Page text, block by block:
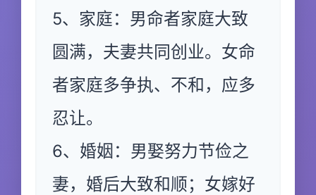
5、家庭：男命者家庭大致
圆满，夫妻共同创业。女命
者家庭多争执、不和，应多
忍让。
6、婚姻：男娶努力节俭之
妻，婚后大致和顺；女嫁好